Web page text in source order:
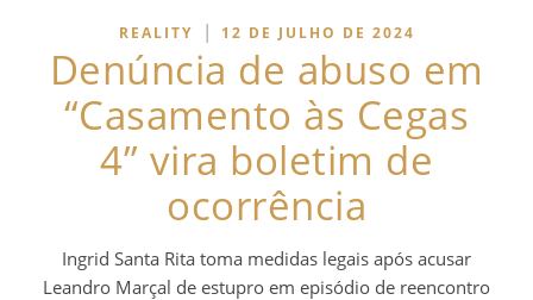
REALITY | 12 DE JULHO DE 2024
Denúncia de abuso em
“Casamento às Cegas
4” vira boletim de
ocorrência
Ingrid Santa Rita toma medidas legais após acusar
Leandro Marçal de estupro em episódio de reencontro